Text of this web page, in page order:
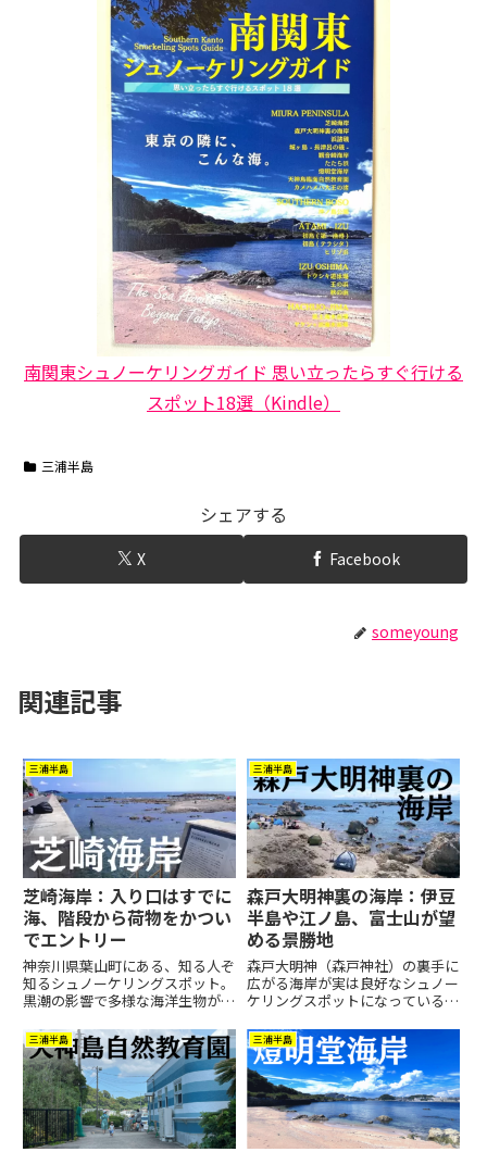
南関東シュノーケリングガイド 思い立ったらすぐ行ける
スポット18選（Kindle）
三浦半島
シェアする
X Facebook
someyoung
関連記事
三浦半島
芝崎海岸：入り口はすでに
海、階段から荷物をかつい
でエントリー
神奈川県葉山町にある、知る人ぞ
知るシュノーケリングスポット。
黒潮の影響で多様な海洋生物が見
まで地形もバラエティ豊か。周辺
は天然記念物に指定されており、
生物の持ち帰りは一切禁止。
三浦半島
森戸大明神裏の海岸：伊豆
半島や江ノ島、富士山が望
める景勝地
森戸大明神（森戸神社）の裏手に
広がる海岸が実は良好なシュノー
ケリングスポットになっている。
岩礁帯で休憩もしやすい。沖合に
は名島の鳥居や葉山灯台が望め、
視界が良ければ富士山まで見渡す
ことができる。波打ち際で遊ぶ家
族連れも多い。
三浦半島 三浦半島